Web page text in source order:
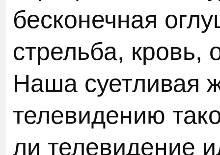
бесконечная
стрельба,
Наша суетливая
телевидению
ли телевидение